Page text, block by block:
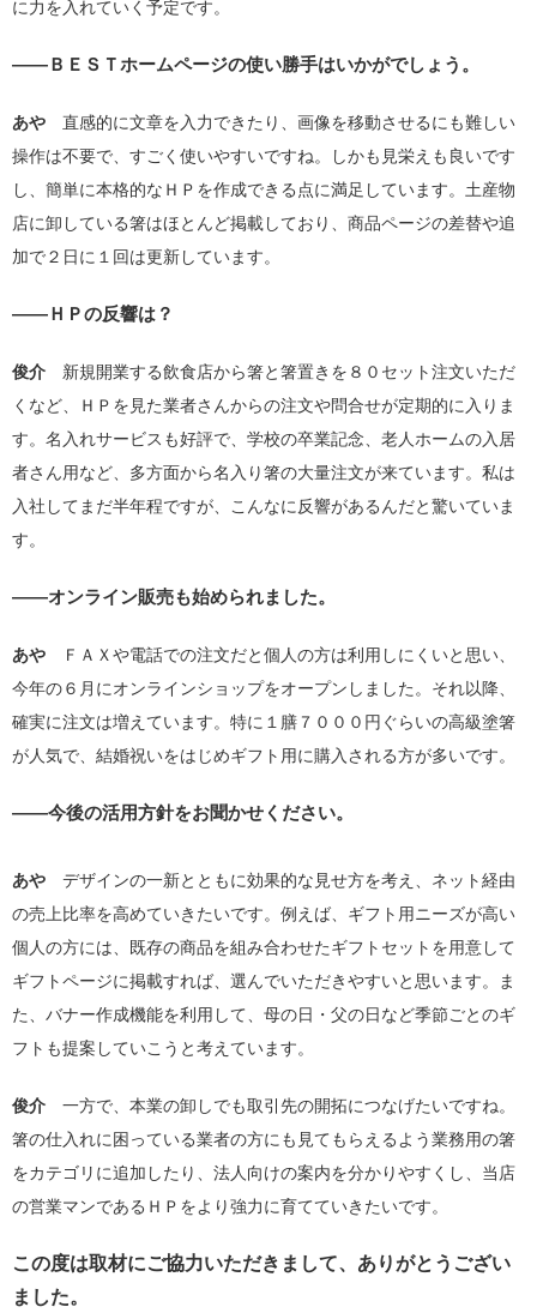
に力を入れていく予定です。
――ＢＥＳＴホームページの使い勝手はいかがでしょう。
あや 直感的に文章を入力できたり、画像を移動させるにも難しい
操作は不要で、すごく使いやすいですね。しかも見栄えも良いです
し、簡単に本格的なＨＰを作成できる点に満足しています。土産物
店に卸している箸はほとんど掲載しており、商品ページの差替や追
加で２日に１回は更新しています。
――ＨＰの反響は？
俊介 新規開業する飲食店から箸と箸置きを８０セット注文いただ
くなど、ＨＰを見た業者さんからの注文や問合せが定期的に入りま
す。名入れサービスも好評で、学校の卒業記念、老人ホームの入居
者さん用など、多方面から名入り箸の大量注文が来ています。私は
入社してまだ半年程ですが、こんなに反響があるんだと驚いていま
す。
――オンライン販売も始められました。
あや ＦＡＸや電話での注文だと個人の方は利用しにくいと思い、
今年の６月にオンラインショップをオープンしました。それ以降、
確実に注文は増えています。特に１膳７０００円ぐらいの高級塗箸
が人気で、結婚祝いをはじめギフト用に購入される方が多いです。
――今後の活用方針をお聞かせください。
あや デザインの一新とともに効果的な見せ方を考え、ネット経由
の売上比率を高めていきたいです。例えば、ギフト用ニーズが高い
個人の方には、既存の商品を組み合わせたギフトセットを用意して
ギフトページに掲載すれば、選んでいただきやすいと思います。ま
た、バナー作成機能を利用して、母の日・父の日など季節ごとのギ
フトも提案していこうと考えています。
俊介 一方で、本業の卸しでも取引先の開拓につなげたいですね。
箸の仕入れに困っている業者の方にも見てもらえるよう業務用の箸
をカテゴリに追加したり、法人向けの案内を分かりやすくし、当店
の営業マンであるＨＰをより強力に育てていきたいです。
この度は取材にご協力いただきまして、ありがとうござい
ました。